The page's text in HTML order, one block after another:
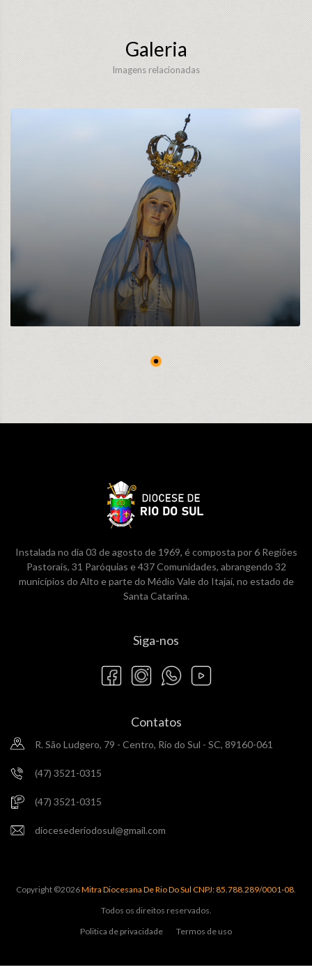
Galeria
Imagens relacionadas
Instalada no dia 03 de agosto de 1969, é composta por 6 Regiões
Pastorais, 31 Paróquias e 437 Comunidades, abrangendo 32
municípios do Alto e parte do Médio Vale do Itajaí, no estado de
Santa Catarina.
Siga-nos
Contatos
R. São Ludgero, 79 - Centro, Rio do Sul - SC, 89160-061
(47) 3521-0315
(47) 3521-0315
diocesederiodosul@gmail.com
Copyright ©2026Mitra Diocesana De Rio Do Sul CNPJ: 85.788.289/0001-08.
Todos os direitos reservados.
Politica de privacidade
Termos de uso